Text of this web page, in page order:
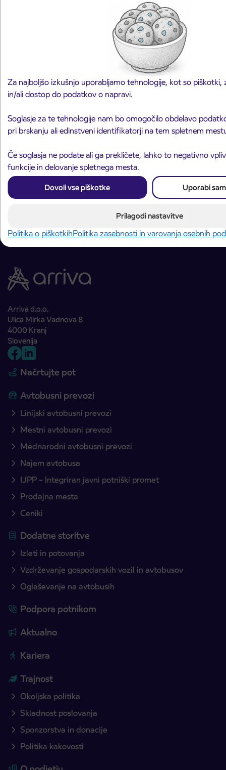
Za najboljšo izkušnjo uporabljamo tehnologije, kot so piškotki,
in/ali dostop do podatkov o napravi.
Soglasje za te tehnologije nam bo omogočilo obdelavo
pri brskanju ali edinstveni identifikatorji na tem spletnem
Če soglasja ne podate ali ga prekličete, lahko to negativno
funkcije in delovanje spletnega mesta.
Dovoli vse piškotke Uporabi
Prilagodi nastavitve
Politika o piškotkihPolitika zasebnosti in varovanja osebnih
31. 7. 2026
Obvestilo o popolni zapori dela Škofjeloške
ceste v Stražišču pri Kranju
Kranj
Arriva d.o.o.
Ulica Mirka Vadnova 8
4000 Kranj
Slovenija
Načrtujte pot
Avtobusni prevozi
Linijski avtobusni prevozi
Mestni avtobusni prevozi
Mednarodni avtobusni prevozi
Najem avtobusa
IJPP – Integriran javni potniški promet
Prodajna mesta
Ceniki
Dodatne storitve
Izleti in potovanja
Vzdrževanje gospodarskih vozil in avtobusov
Oglaševanje na avtobusih
Podpora potnikom
Aktualno
Kariera
Trajnost
Okoljska politika
Skladnost poslovanja
Sponzorstva in donacije
Politika kakovosti